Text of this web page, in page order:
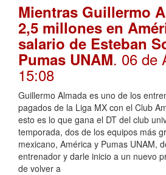
Mientras Guillermo
2,5 millones en
salario de Esteban
Pumas UNAM. 06 de
15:08
Guillermo Almada es uno de los
pagados de la Liga MX con el Club
esto es lo que gana el DT del club
temporada, dos de los equipos más
mexicano, América y Pumas UNAM,
entrenador y darle inicio a un nuevo
de volver a